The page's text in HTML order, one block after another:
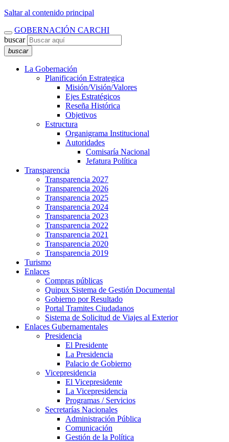
Saltar al contenido principal
GOBERNACIÓN CARCHI
buscar
buscar
La Gobernación
Planificación Estrategica
Misión/Visión/Valores
Ejes Estratégicos
Reseña Histórica
Objetivos
Estructura
Organigrama Institucional
Autoridades
Comisaría Nacional
Jefatura Política
Transparencia
Transparencia 2027
Transparencia 2026
Transparencia 2025
Transparencia 2024
Transparencia 2023
Transparencia 2022
Transparencia 2021
Transparencia 2020
Transparencia 2019
Turismo
Enlaces
Compras públicas
Quipux Sistema de Gestión Documental
Gobierno por Resultado
Portal Tramites Ciudadanos
Sistema de Solicitud de Viajes al Exterior
Enlaces Gubernamentales
Presidencia
El Presidente
La Presidencia
Palacio de Gobierno
Vicepresidencia
El Vicepresidente
La Vicepresidencia
Programas / Servicios
Secretarías Nacionales
Administración Pública
Comunicación
Gestión de la Política